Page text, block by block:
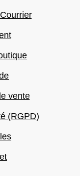
vente
(RGPD)